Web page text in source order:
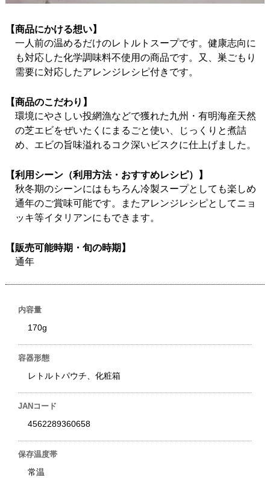
【商品にかける想い】
一人前の温めるだけのレトルトスープです。健康志向に
も対応した化学調味料不使用の商品です。又、巣ごもり
需要に対応したアレンジレシピ付きです。
【商品のこだわり】
環境にやさしい投網漁などで獲れた九州・有明海産天然
の芝エビをぜいたくにまるごと使い、じっくりと煮詰
め、エビの旨味溢れるコク深いビスクに仕上げました。
【利用シーン（利用方法・おすすめレシピ）】
秋冬期のシーンにはもちろん冷製スープとしても楽しめ
通年のご賞味可能です。またアレンジレシピとしてニョ
ッキ等イタリアンにもできます。
【販売可能時期・旬の時期】
通年
内容量
170g
容器形態
レトルトパウチ、化粧箱
JANコード
4562289360658
保存温度帯
常温